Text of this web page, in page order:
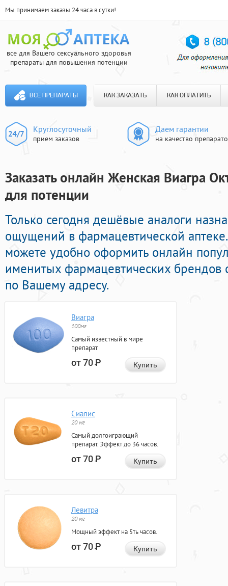
Мы принимаем заказы 24 часа в сутки!
все для Вашего сексуального здоровья
препараты для повышения потенции
ВСЕ ПРЕПАРАТЫ КАК ЗАКАЗАТЬ КАК ОПЛАТИТЬ
Круглосуточный
прием заказов
Даем гарантии
на качество
Заказать онлайн Женская Виагра
для потенции
Только сегодня дешёвые аналоги
ощущений в фармацевтической
можете удобно оформить онлайн
именитых фармацевтических брендов
по Вашему адресу.
Виагра
100мг
Самый известный в мире
препарат
от 70Р Купить
Сиалис
20 мг
Самый долгоиграющий
препарат. Эффект до 36 часов.
от 70Р Купить
Левитра
20 мг
Мощный эффект на 5ть часов.
от 70Р Купить